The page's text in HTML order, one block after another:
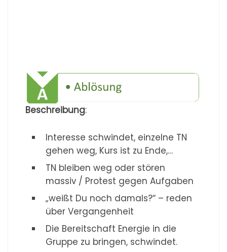
Beschreibung:
Interesse schwindet, einzelne TN
gehen weg, Kurs ist zu Ende,…
TN bleiben weg oder stören
massiv / Protest gegen Aufgaben
„weißt Du noch damals?“ – reden
über Vergangenheit
Die Bereitschaft Energie in die
Gruppe zu bringen, schwindet.